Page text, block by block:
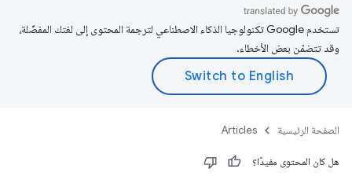
تستخدم Google تكنولوجيا الذكاء الاصطناعي لترجمة المحتوى إلى لغتك المفضّلة،
وقد تتضمّن بعض الأخطاء.
الصفحة الرئيسية Articles
هل كان المحتوى مفيدًا؟